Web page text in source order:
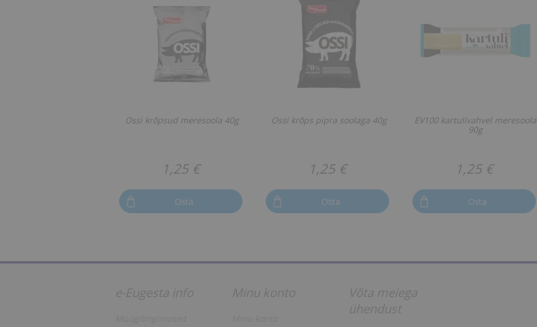
Ossi krõpsud meresoola 40g
1,25 €
Osta
Ossi krõps pipra soolaga 40g
1,25 €
Osta
EV100 kartulivahvel meresoola
90g
1,25 €
Osta
e-Eugesta info Minu konto
Võta meiega
ühendust